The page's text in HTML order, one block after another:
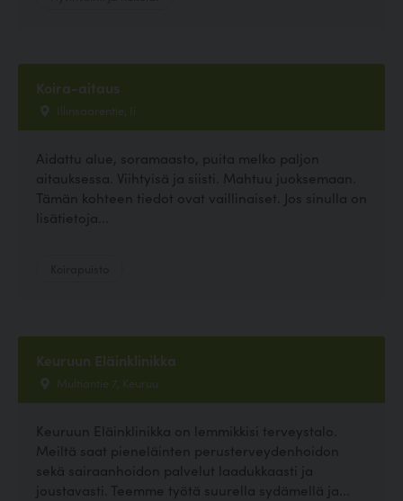
Koira-aitaus
Illinsaarentie, Ii
Aidattu alue, soramaasto, puita melko paljon
aitauksessa. Viihtyisä ja siisti. Mahtuu juoksemaan.
Tämän kohteen tiedot ovat vaillinaiset. Jos sinulla on
lisätietoja...
Keuruun Eläinklinikka
Multiantie 7, Keuruu
Keuruun Eläinklinikka on lemmikkisi terveystalo.
Meiltä saat pieneläinten perusterveydenhoidon
sekä sairaanhoidon palvelut laadukkaasti ja
joustavasti. Teemme työtä suurella sydämellä ja...